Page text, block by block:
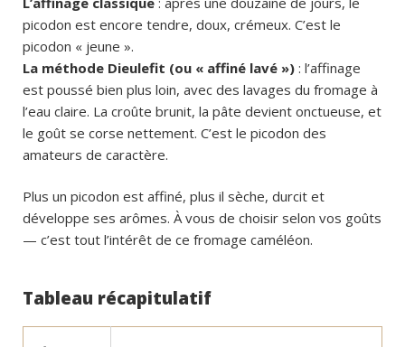
picodon est encore tendre, doux, crémeux. C’est le
picodon « jeune ».
La méthode Dieulefit (ou « affiné lavé ») : l’affinage
est poussé bien plus loin, avec des lavages du fromage à
l’eau claire. La croûte brunit, la pâte devient onctueuse, et
le goût se corse nettement. C’est le picodon des
amateurs de caractère.
Plus un picodon est affiné, plus il sèche, durcit et
développe ses arômes. À vous de choisir selon vos goûts
— c’est tout l’intérêt de ce fromage caméléon.
Tableau récapitulatif